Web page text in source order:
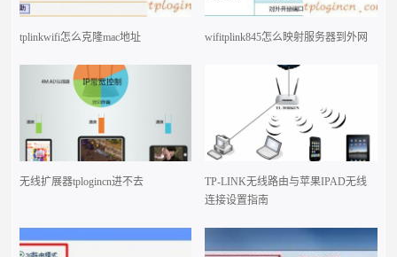
tplinkwifi怎么克隆mac地址 wifitplink845怎么映射服务器到外网
无线扩展器tplogincn进不去
TP-LINK无线路由与苹果IPAD无线
连接设置指南